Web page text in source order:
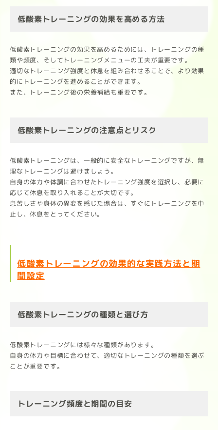
低酸素トレーニングの効果を高める方法
低酸素トレーニングの効果を高めるためには、トレーニングの種
類や頻度、そしてトレーニングメニューの工夫が重要です。
適切なトレーニング強度と休息を組み合わせることで、より効果
的にトレーニングを進めることができます。
また、トレーニング後の栄養補給も重要です。
低酸素トレーニングの注意点とリスク
低酸素トレーニングは、一般的に安全なトレーニングですが、無
理なトレーニングは避けましょう。
自身の体力や体調に合わせたトレーニング強度を選択し、必要に
応じて休息を取り入れることが大切です。
息苦しさや身体の異変を感じた場合は、すぐにトレーニングを中
止し、休息をとってください。
低酸素トレーニングの効果的な実践方法と期
間設定
低酸素トレーニングの種類と選び方
低酸素トレーニングには様々な種類があります。
自身の体力や目標に合わせて、適切なトレーニングの種類を選ぶ
ことが重要です。
トレーニング頻度と期間の目安